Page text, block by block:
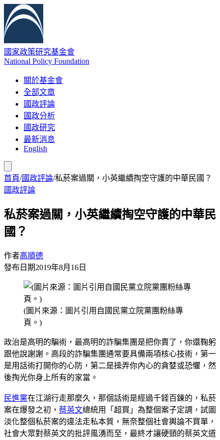
國家政策研究基金會
National Policy Foundation
關於基金會
全部文章
國政評論
國政分析
國政研究
最新消息
English
首頁/國政評論/私菸案過關，小英繼續掏空守護的中華民國？
國政評論
私菸案過關，小英繼續掏空守護的中華民
國？
作者高順德
發布日期2019年8月16日
(圖片來源：圖片引用自國民黨立院黨團粉絲專
頁。)
政治是高明的騙術，最高明的詐騙集團是把你賣了，你還鞠躬
跟他說謝謝。高段的詐騙集團通常要具備兩項核心技術，第一
是用話術打開你的心防，第二是操弄你內心的貪婪或恐懼，然
後掏光你身上所有的家當。
民進黨在江湖行走那麼久，那個話術是經過千錘百鍊的，私菸
案在爆發之初， 蔡英文總統用「超買」為整個案子定調，試圖
淡化整個私菸案的違法走私本質，無奈整個社會輿論不買單，
社會大眾對蔡英文的批評風湧而至，最終才讓硬頸的蔡英文道